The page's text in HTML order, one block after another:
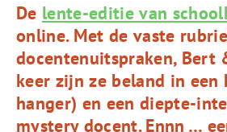
De lente-editie van
online. Met de vaste
docentenuitspraken, Bert
keer zijn ze beland in een
hanger) en een diepte-
mystery docent. Ennn …